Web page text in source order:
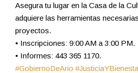
Asegura tu lugar en la Casa de la
adquiere las herramientas
proyectos.
• Inscripciones: 9:00 AM a 3:00 PM.
• Informes: 443 365 1170.
#GobiernoDeArio